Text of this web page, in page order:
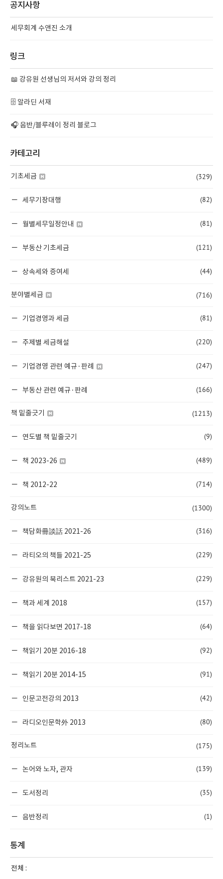
공지사항
세무회계 수앤진 소개
링크
📖 강유원 선생님의 저서와 강의 정리
🗄️ 알라딘 서재
🎧 음반/블루레이 정리 블로그
카테고리
기초세금 (329)
세무기장대행 (82)
월별세무일정안내 (81)
부동산 기초세금 (121)
상속세와 증여세 (44)
분야별세금 (716)
기업경영과 세금 (81)
주제별 세금해설 (220)
기업경영 관련 예규·판례 (247)
부동산 관련 예규·판례 (166)
책 밑줄긋기 (1213)
연도별 책 밑줄긋기 (9)
책 2023-26 (489)
책 2012-22 (714)
강의노트 (1300)
책담화冊談話 2021-26 (316)
라티오의 책들 2021-25 (229)
강유원의 북리스트 2021-23 (229)
책과 세계 2018 (157)
책을 읽다보면 2017-18 (64)
책읽기 20분 2016-18 (92)
책읽기 20분 2014-15 (91)
인문고전강의 2013 (42)
라디오인문학外 2013 (80)
정리노트 (175)
논어와 노자, 관자 (139)
도서정리 (35)
음반정리 (1)
통계
전체 :